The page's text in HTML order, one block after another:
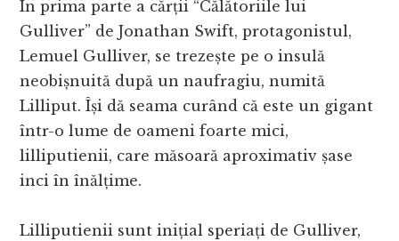
În prima parte a cărții “Călătoriile lui
Gulliver” de Jonathan Swift, protagonistul,
Lemuel Gulliver, se trezește pe o insulă
neobișnuită după un naufragiu, numită
Lilliput. Își dă seama curând că este un gigant
într-o lume de oameni foarte mici,
lilliputienii, care măsoară aproximativ șase
inci în înălțime.
Lilliputienii sunt inițial speriați de Gulliver,